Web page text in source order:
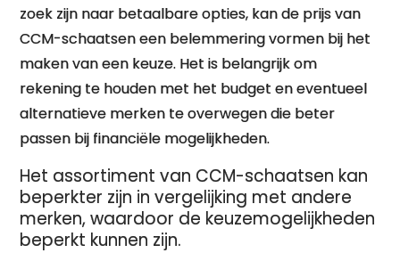
zoek zijn naar betaalbare opties, kan de prijs van
CCM-schaatsen een belemmering vormen bij het
maken van een keuze. Het is belangrijk om
rekening te houden met het budget en eventueel
alternatieve merken te overwegen die beter
passen bij financiële mogelijkheden.
Het assortiment van CCM-schaatsen kan
beperkter zijn in vergelijking met andere
merken, waardoor de keuzemogelijkheden
beperkt kunnen zijn.